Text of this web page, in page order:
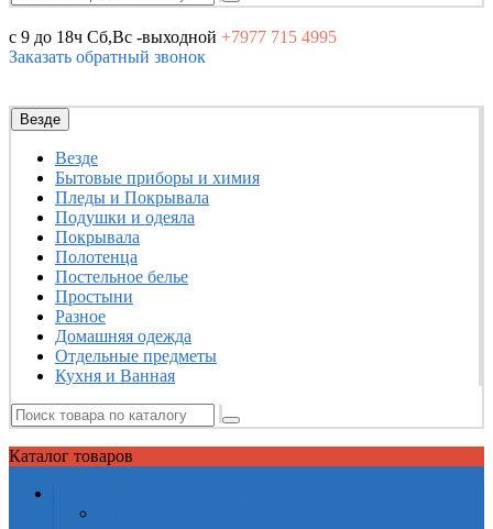
с 9 до 18ч Сб,Вс -выходной +7977 715 4995
Заказать обратный звонок
Везде
Везде
Бытовые приборы и химия
Пледы и Покрывала
Подушки и одеяла
Покрывала
Полотенца
Постельное белье
Простыни
Разное
Домашняя одежда
Отдельные предметы
Кухня и Ванная
Каталог товаров